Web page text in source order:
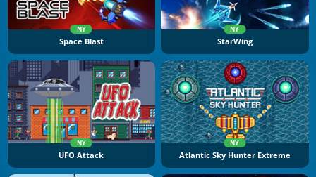
NY
Space Blast
NY
StarWing
NY
UFO Attack
NY
Atlantic Sky Hunter Extreme